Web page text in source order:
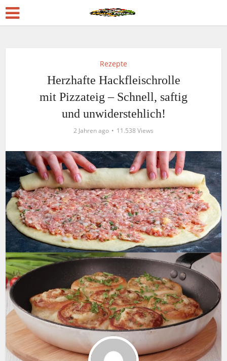
Rezepte
Herzhafte Hackfleischrolle
mit Pizzateig – Schnell, saftig
und unwiderstehlich!
2 Jahren ago 11.538 Views